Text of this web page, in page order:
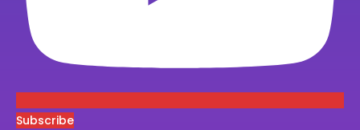
Subscribe